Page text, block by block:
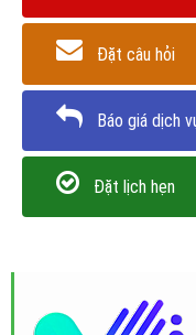
Đặt câu hỏi
Báo giá dịch
Đặt lịch hẹn